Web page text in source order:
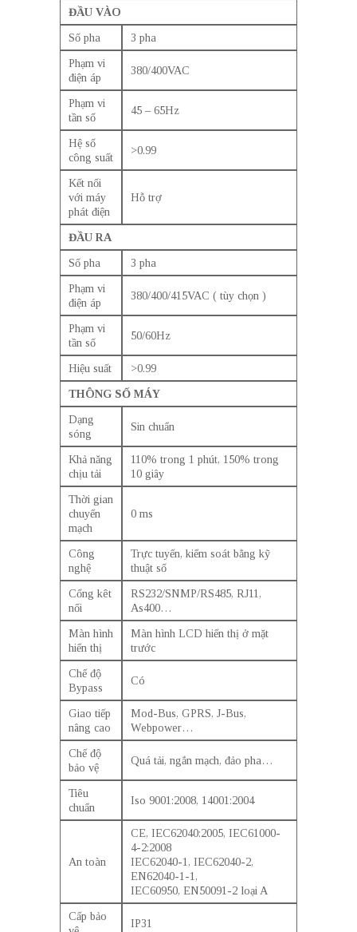
ĐẦU VÀO
Số pha
3 pha
Phạm vi
điện áp
380/400VAC
Phạm vi
tần số
45 – 65Hz
Hệ số
công suất
>0.99
Kết nối
với máy
phát điện
Hỗ trợ
ĐẦU RA
Số pha
3 pha
Phạm vi
điện áp
380/400/415VAC ( tùy chọn )
Phạm vi
tần số
50/60Hz
Hiệu suất
>0.99
THÔNG SỐ MÁY
Dạng
sóng
Sin chuẩn
Khả năng
chịu tải
110% trong 1 phút, 150% trong
10 giây
Thời gian
chuyển
mạch
0 ms
Công
nghệ
Trực tuyến, kiểm soát bằng kỹ
thuật số
Cổng kêt
nối
RS232/SNMP/RS485, RJ11,
As400…
Màn hình
hiển thị
Màn hình LCD hiển thị ở mặt
trước
Chế độ
Bypass
Có
Giao tiếp
nâng cao
Mod-Bus, GPRS, J-Bus,
Webpower…
Chế độ
bảo vệ
Quá tải, ngắn mạch, đảo pha…
Tiêu
chuẩn
Iso 9001:2008, 14001:2004
An toàn
CE, IEC62040:2005, IEC61000-
4-2:2008
IEC62040-1, IEC62040-2,
EN62040-1-1,
IEC60950, EN50091-2 loại A
Cấp bảo
IP31